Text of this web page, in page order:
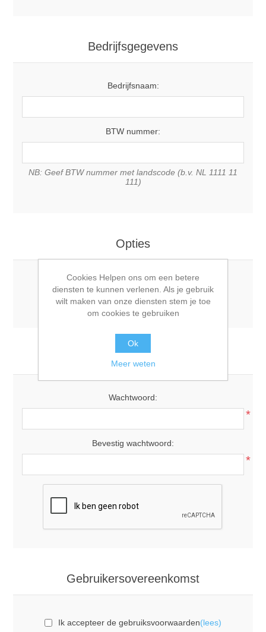
Bedrijfsgegevens
Bedrijfsnaam:
BTW nummer:
NB: Geef BTW nummer met landscode (b.v. NL 1111 11
111)
Opties
Nieuwsbrief:
Uw wachtwoord
Wachtwoord:
*
Bevestig wachtwoord:
*
Gebruikersovereenkomst
Ik accepteer de gebruiksvoorwaarden(lees)
Cookies Helpen ons om een betere
diensten te kunnen verlenen. Als je gebruik
wilt maken van onze diensten stem je toe
om cookies te gebruiken
Ok
Meer weten